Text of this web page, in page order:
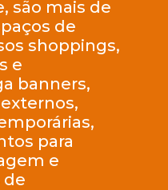
são mais de
de
shoppings,
e
banners,
para
e
de